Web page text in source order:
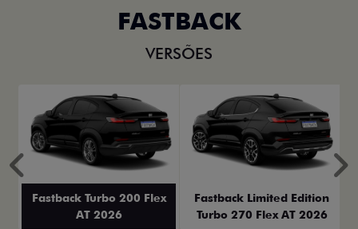
FASTBACK
VERSÕES
Fastback Turbo 200 Flex
AT 2026
Fastback Limited Edition
Turbo 270 Flex AT 2026
Anterior